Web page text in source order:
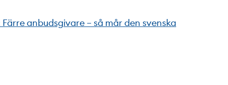
anbudsgivare – så mår den svenska